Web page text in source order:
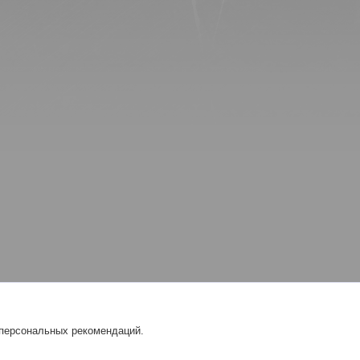
рекомендаций.